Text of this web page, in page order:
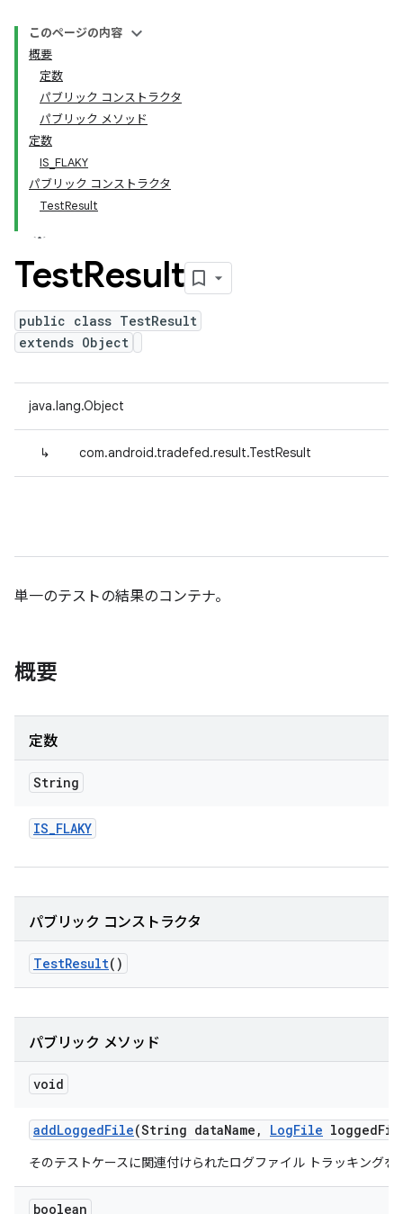
このページの内容
概要
定数
パブリック コンストラクタ
パブリック メソッド
定数
IS_FLAKY
パブリック コンストラクタ
TestResult
TestResult
public class TestResult
extends Object
java.lang.Object
↳ com.android.tradefed.result.TestResult
単一のテストの結果のコンテナ。
概要
定数
String
IS_FLAKY
パブリック コンストラクタ
TestResult()
パブリック メソッド
void
addLoggedFile(String dataName , LogFile logged
そのテストケースに関連付けられたログファイル トラッキングを
boolean